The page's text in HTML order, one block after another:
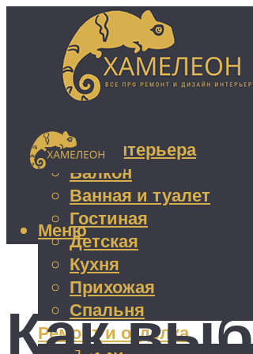
Дизайн интерьера
Балкон
Ванная и туалет
Гостиная
Детская
Кухня
Прихожая
Спальня
Ремонт и отделка
Меню
Как